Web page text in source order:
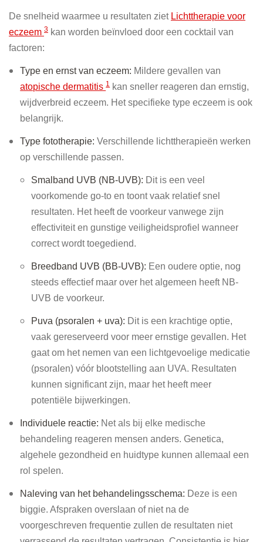
De snelheid waarmee u resultaten ziet Lichttherapie voor
eczeem 3 kan worden beïnvloed door een cocktail van
factoren:
Type en ernst van eczeem: Mildere gevallen van
atopische dermatitis1kan sneller reageren dan ernstig,
wijdverbreid eczeem. Het specifieke type eczeem is ook
belangrijk.
Type fototherapie:Verschillende lichttherapieën werken
op verschillende passen.
Smalband UVB (NB-UVB): Dit is een veel
voorkomende go-to en toont vaak relatief snel
resultaten. Het heeft de voorkeur vanwege zijn
effectiviteit en gunstige veiligheidsprofiel wanneer
correct wordt toegediend.
Breedband UVB (BB-UVB): Een oudere optie, nog
steeds effectief maar over het algemeen heeft NB-
UVB de voorkeur.
Puva (psoralen + uva): Dit is een krachtige optie,
vaak gereserveerd voor meer ernstige gevallen. Het
gaat om het nemen van een lichtgevoelige medicatie
(psoralen) vóór blootstelling aan UVA. Resultaten
kunnen significant zijn, maar het heeft meer
potentiële bijwerkingen.
Individuele reactie: Net als bij elke medische
behandeling reageren mensen anders. Genetica,
algehele gezondheid en huidtype kunnen allemaal een
rol spelen.
Naleving van het behandelingsschema: Deze is een
biggie. Afspraken overslaan of niet na de
voorgeschreven frequentie zullen de resultaten niet